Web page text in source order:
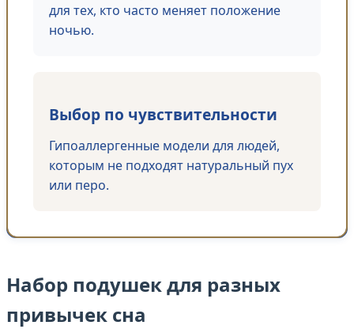
для тех, кто часто меняет положение
ночью.
Выбор по чувствительности
Гипоаллергенные модели для людей,
которым не подходят натуральный пух
или перо.
Набор подушек для разных
привычек сна